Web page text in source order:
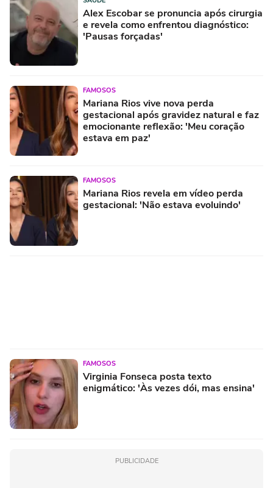
Alex Escobar se pronuncia após cirurgia
e revela como enfrentou diagnóstico:
'Pausas forçadas'
FAMOSOS
Mariana Rios vive nova perda
gestacional após gravidez natural e faz
emocionante reflexão: 'Meu coração
estava em paz'
FAMOSOS
Mariana Rios revela em vídeo perda
gestacional: 'Não estava evoluindo'
FAMOSOS
Virginia Fonseca posta texto
enigmático: 'Às vezes dói, mas ensina'
PUBLICIDADE